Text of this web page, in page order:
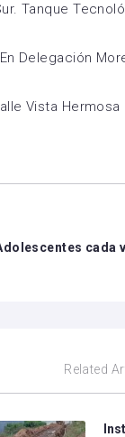
Tanque
Delegación
Vista Hermosa
cada
Related